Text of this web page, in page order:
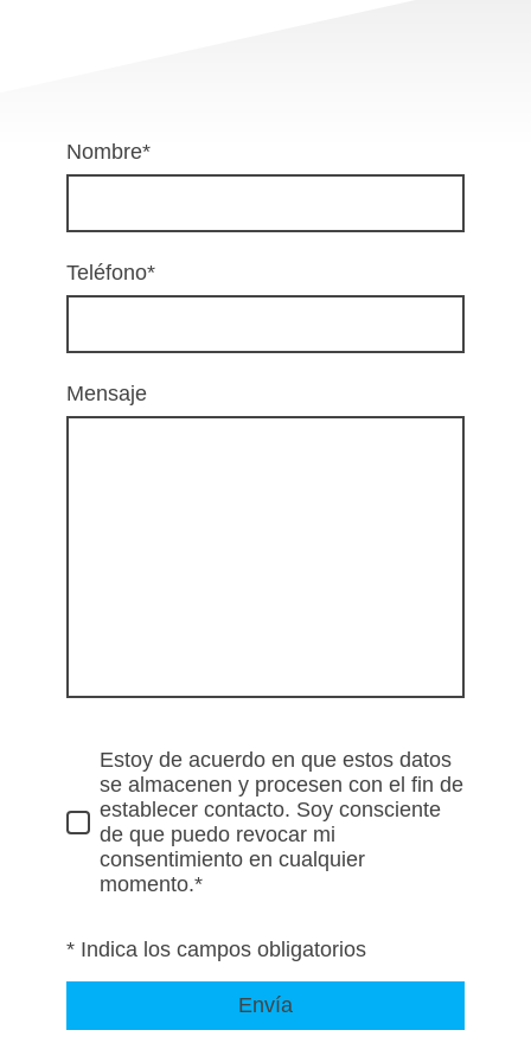
Nombre*
Teléfono*
Mensaje
Estoy de acuerdo en que estos datos
se almacenen y procesen con el fin de
establecer contacto. Soy consciente
de que puedo revocar mi
consentimiento en cualquier
momento.*
* Indica los campos obligatorios
Envía